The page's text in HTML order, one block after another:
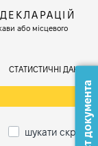
або місцевого
СТАТИСТИЧНІ ДАНІ
шукати скрізьЗміст документа